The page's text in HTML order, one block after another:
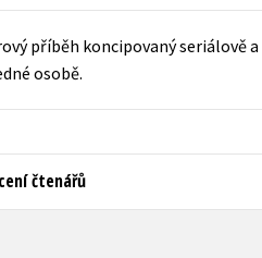
příběh koncipovaný seriálově
osobě.
čtenářů